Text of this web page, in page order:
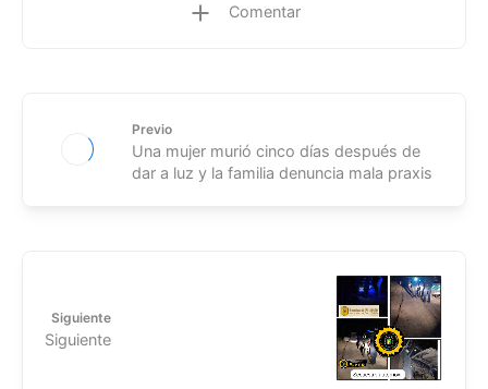
Comentar
Previo
Una mujer murió cinco días después de
dar a luz y la familia denuncia mala praxis
Siguiente
Siguiente